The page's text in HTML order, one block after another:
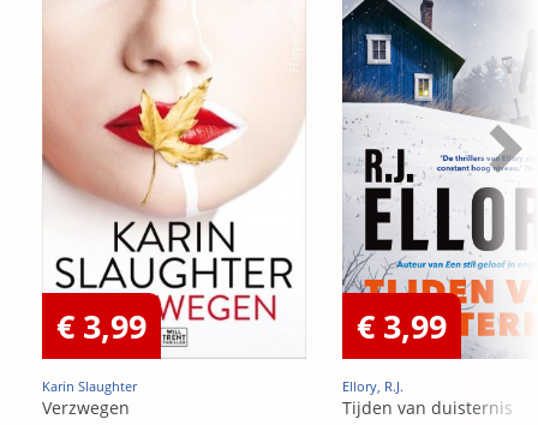
€ 3,99
Karin Slaughter
Verzwegen
€ 3,99
Ellory, R.J.
Tijden van duisternis